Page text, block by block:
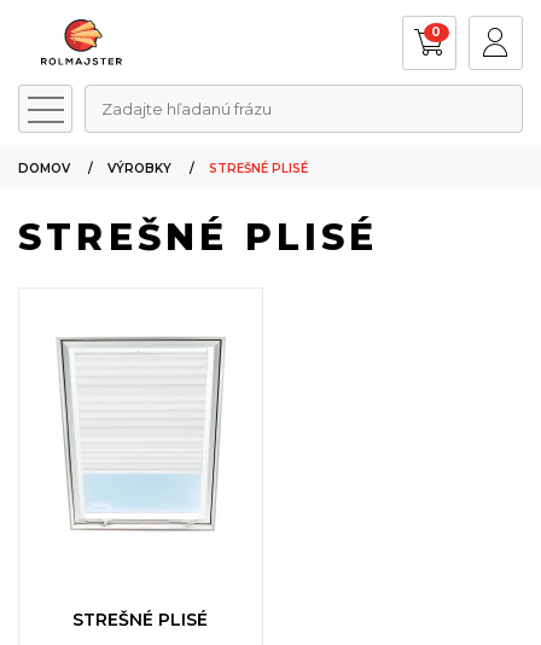
Zadajte hľadanú frázu
0
DOMOV VÝROBKY STREŠNÉ PLISÉ
STREŠNÉ PLISÉ
STREŠNÉ PLISÉ